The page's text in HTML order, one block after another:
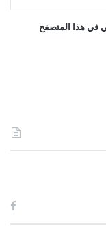
في هذا المتصفح